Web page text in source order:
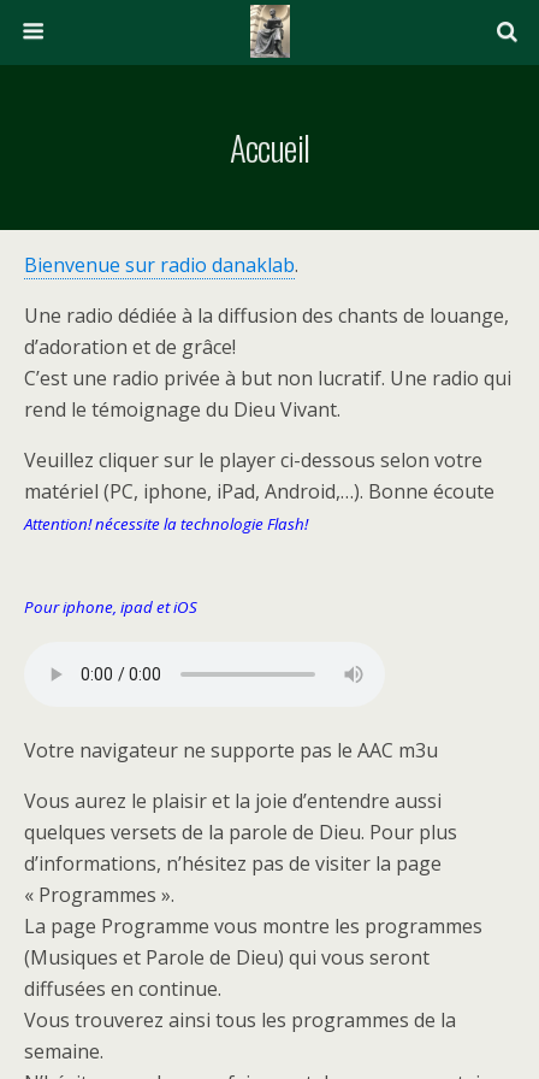
Accueil
Bienvenue sur radio danaklab.
Une radio dédiée à la diffusion des chants de louange,
d’adoration et de grâce!
C’est une radio privée à but non lucratif. Une radio qui
rend le témoignage du Dieu Vivant.
Veuillez cliquer sur le player ci-dessous selon votre
matériel (PC, iphone, iPad, Android,…). Bonne écoute
Attention! nécessite la technologie Flash!
Pour iphone, ipad et iOS
Votre navigateur ne supporte pas le AAC m3u
Vous aurez le plaisir et la joie d’entendre aussi
quelques versets de la parole de Dieu. Pour plus
d’informations, n’hésitez pas de visiter la page
« Programmes ».
La page Programme vous montre les programmes
(Musiques et Parole de Dieu) qui vous seront
diffusées en continue.
Vous trouverez ainsi tous les programmes de la
semaine.